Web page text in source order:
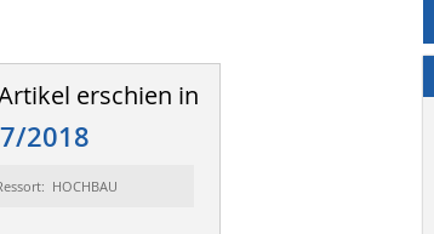
erschien in
2018
HOCHBAU